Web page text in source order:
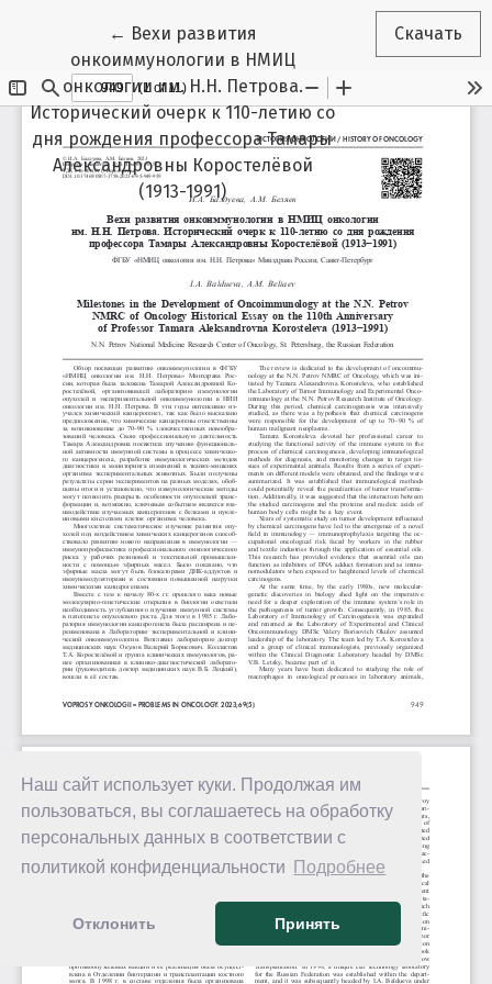
Наш сайт использует куки. Продолжая им
пользоваться, вы соглашаетесь на обработку
персональных данных в соответствии с
политикой конфиденциальности
Подробнее
Отклонить Принять
← Вернуться к Подробностям о статье
Вехи развития
онкоиммунологии в НМИЦ
онкологии им. Н.Н. Петрова.
Исторический очерк к 110-летию со
дня рождения профессора Тамары
Александровны Коростелёвой
(1913-1991)
Скачать